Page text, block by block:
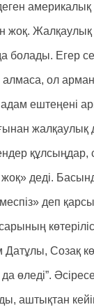
америкалық
жоқ.
болады. Егер
алмаса, ол
адам ештеңені
жалқаулық
құлсыңдар,
жоқ» деді.
деп
Созақ
өледі”.
аштықтан